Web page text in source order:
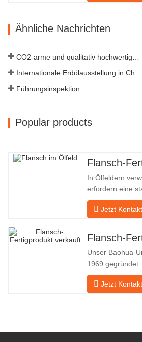
Faktor im
Ähnliche Nachrichten
Führungsinspektion
Popular products
In Ölfeldern
erfordern eine
hohe Qualität.
Baohua
indirekt ins
und Russland.
Industrie nicht
Jetzt
Unser Baohua-
1969
Generationen
nun eine Fläche
von
Jetzt